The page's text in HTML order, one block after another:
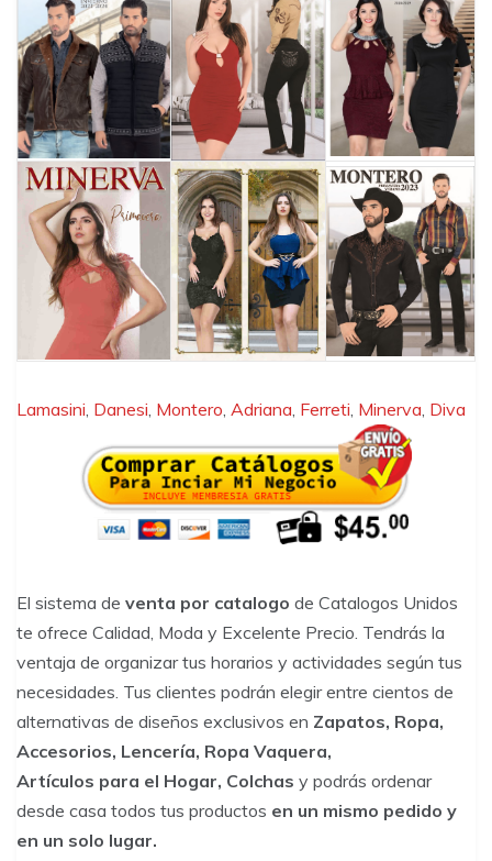
Lamasini Danesi Montero Adriana Ferreti Minerva Diva
El sistema de venta por catalogo de Catalogos Unidos
te ofrece Calidad, Moda y Excelente Precio. Tendrás la
ventaja de organizar tus horarios y actividades según tus
necesidades. Tus clientes podrán elegir entre cientos de
alternativas de diseños exclusivos en Zapatos, Ropa,
Accesorios, Lencería, Ropa Vaquera,
Artículos para el Hogar, Colchas y podrás ordenar
desde casa todos tus productos en un mismo pedido y
en un solo lugar.